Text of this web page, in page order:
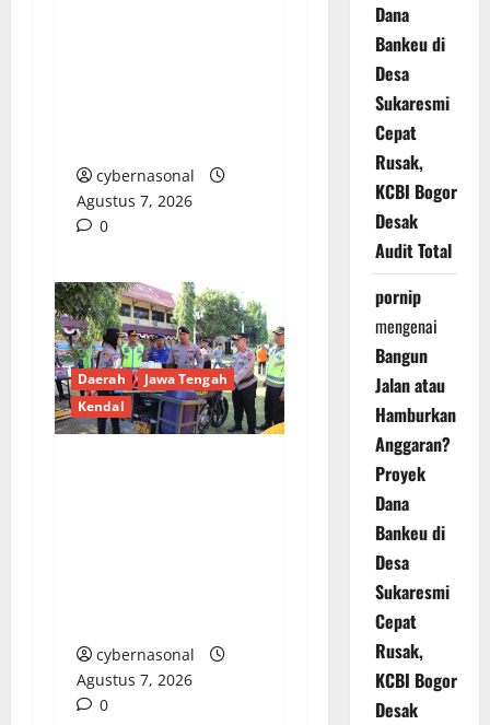
cybernasonal
Agustus 7, 2026
0
Daerah
Jawa Tengah
Kendal
cybernasonal
Agustus 7, 2026
0
Dana
Bankeu di
Desa
Sukaresmi
Cepat
Rusak,
KCBI Bogor
Desak
Audit Total
pornip
mengenai
Bangun
Jalan atau
Hamburkan
Anggaran?
Proyek
Dana
Bankeu di
Desa
Sukaresmi
Cepat
Rusak,
KCBI Bogor
Desak